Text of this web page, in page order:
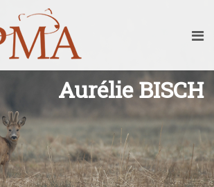
Aurélie BISCH